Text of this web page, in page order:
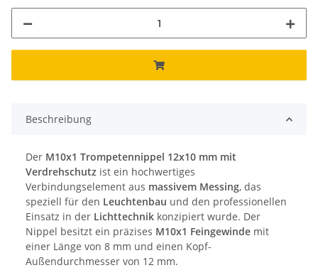
Beschreibung
Der M10x1 Trompetennippel 12x10 mm mit
Verdrehschutz ist ein hochwertiges
Verbindungselement aus massivem Messing, das
speziell für den Leuchtenbau und den professionellen
Einsatz in der Lichttechnik konzipiert wurde. Der
Nippel besitzt ein präzises M10x1 Feingewinde mit
einer Länge von 8 mm und einen Kopf-
Außendurchmesser von 12 mm.